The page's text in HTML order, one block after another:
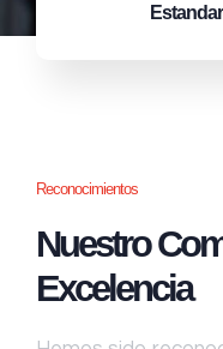
Reconocimientos
Nuestro
Excelencia